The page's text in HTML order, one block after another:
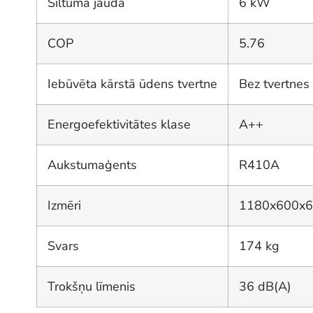
COP 5.76
Iebūvēta kārstā ūdens tvertne Bez tvertnes
Energoefektivitātes klase A++
Aukstumaģents R410A
Izmēri
Svars 174 kg
Trokšņu līmenis 36 dB(A)